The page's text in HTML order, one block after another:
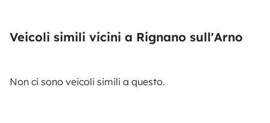
Veicoli simili vicini a Rignano sull'Arno
Non ci sono veicoli simili a questo.